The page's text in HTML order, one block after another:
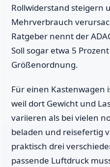
Rollwiderstand steigern
Mehrverbrauch
Ratgeber nennt der
Soll sogar etwa 5
Größenordnung.
Für einen Kastenwagen
weil dort Gewicht und
variieren als bei vielen
beladen und reisefertig
praktisch drei
passende Luftdruck